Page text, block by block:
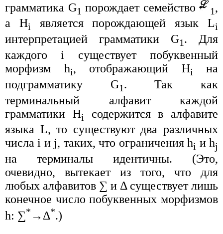
грамматика G1 порождает семейство 1,
а Hi является порождающей язык Li
интерпретацией грамматики G1. Для
каждого i существует побуквенный
морфизм hi, отображающий Hi
на
подграмматику G1. Так как
терминальный алфавит каждой
грамматики Hi
содержится в алфавите
языка L, то существуют два различных
числа i и j, таких, что ограничения hi и hj
на терминалы идентичны. (Это,
очевидно, вытекает из того, что для
любых алфавитов ∑ и Δ существует лишь
конечное число побуквенных морфизмов
h: ∑* →Δ*.)